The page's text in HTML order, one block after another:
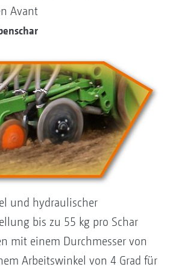
Avant
und hydraulischer
bis zu 55 kg pro Schar
mit einem Durchmesser von
Arbeitswinkel von 4 Grad für